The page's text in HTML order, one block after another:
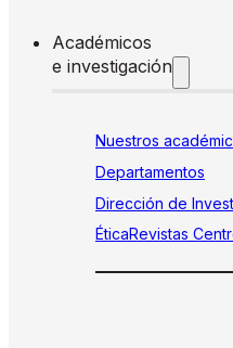
Académicos
e investigación
Nuestros
Departamentos
Dirección de
ÉticaRevistas